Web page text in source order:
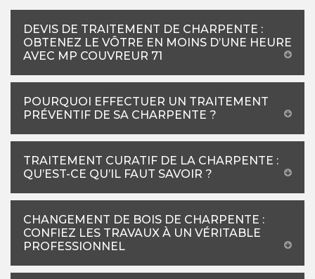
DEVIS DE TRAITEMENT DE CHARPENTE :
OBTENEZ LE VÔTRE EN MOINS D’UNE HEURE
AVEC MP COUVREUR 71
POURQUOI EFFECTUER UN TRAITEMENT
PRÉVENTIF DE SA CHARPENTE ?
TRAITEMENT CURATIF DE LA CHARPENTE :
QU’EST-CE QU’IL FAUT SAVOIR ?
CHANGEMENT DE BOIS DE CHARPENTE :
CONFIEZ LES TRAVAUX À UN VÉRITABLE
PROFESSIONNEL